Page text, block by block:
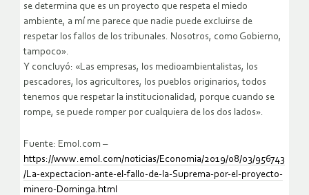
se determina que es un proyecto que respeta el miedo
ambiente, a mí me parece que nadie puede excluirse de
respetar los fallos de los tribunales. Nosotros, como Gobierno,
tampoco».
Y concluyó: «Las empresas, los medioambientalistas, los
pescadores, los agricultores, los pueblos originarios, todos
tenemos que respetar la institucionalidad, porque cuando se
rompe, se puede romper por cualquiera de los dos lados».
Fuente: Emol.com –
https://www.emol.com/noticias/Economia/2019/08/03/956743
/La-expectacion-ante-el-fallo-de-la-Suprema-por-el-proyecto-
minero-Dominga.html